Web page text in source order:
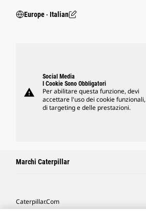
Europe ‧ Italian
warning
Social Media
I Cookie Sono Obbligatori
Per abilitare questa funzione, devi
accettare l'uso dei cookie funzionali,
di targeting e delle prestazioni.
Marchi Caterpillar
Caterpillar.com